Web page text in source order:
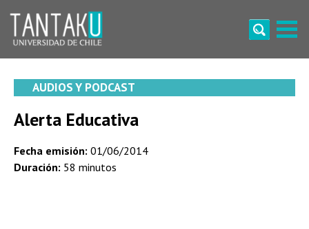
content
AUDIOS Y PODCAST
Alerta Educativa
Fecha emisión: 01/06/2014
Duración: 58 minutos